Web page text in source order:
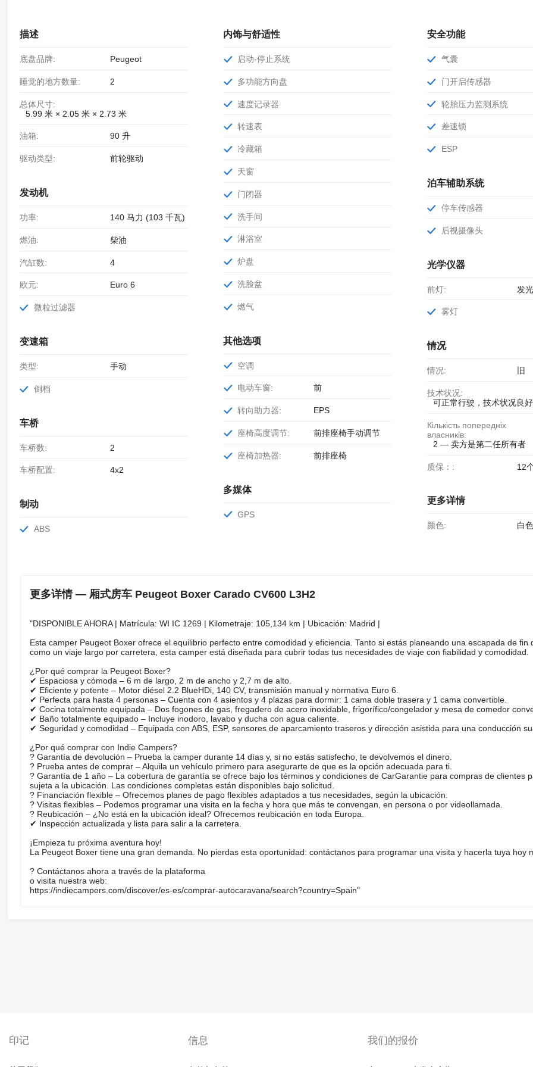
描述
底盘品牌: Peugeot
睡觉的地方数量: 2
总体尺寸:
5.99 米 × 2.05 米 × 2.73 米
油箱: 90 升
驱动类型: 前轮驱动
发动机
功率: 140 马力 (103 千瓦)
燃油: 柴油
汽缸数: 4
欧元: Euro 6
微粒过滤器
变速箱
类型: 手动
倒档
车桥
车桥数: 2
车桥配置: 4x2
制动
ABS
内饰与舒适性
启动-停止系统
多功能方向盘
速度记录器
转速表
冷藏箱
天窗
门闭器
洗手间
淋浴室
炉盘
洗脸盆
燃气
其他选项
空调
电动车窗: 前
转向助力器: EPS
座椅高度调节: 前排座椅手动调节
座椅加热器: 前排座椅
多媒体
GPS
安全功能
气囊
门开启传感器
轮胎压力监测系统
差速锁
ESP
泊车辅助系统
停车传感器
后视摄像头
光学仪器
前灯: 发
雾灯
情况
情况: 旧
技术状况:
可正常行驶，技术状况良好
Кількість попередніх
власників:
2 — 卖方是第二任所有者
质保：: 12
更多详情
颜色: 白色
更多详情 — 厢式房车 Peugeot Boxer Carado CV600 L3H2
"DISPONIBLE AHORA | Matrícula: WI IC 1269 | Kilometraje: 105,134 km | Ubicación: Madrid |
Esta camper Peugeot Boxer ofrece el equilibrio perfecto entre comodidad y eficiencia. Tanto si estás planeando una escapada de fin
como un viaje largo por carretera, esta camper está diseñada para cubrir todas tus necesidades de viaje con fiabilidad y comodidad.
¿Por qué comprar la Peugeot Boxer?
✔ Espaciosa y cómoda – 6 m de largo, 2 m de ancho y 2,7 m de alto.
✔ Eficiente y potente – Motor diésel 2.2 BlueHDi, 140 CV, transmisión manual y normativa Euro 6.
✔ Perfecta para hasta 4 personas – Cuenta con 4 asientos y 4 plazas para dormir: 1 cama doble trasera y 1 cama convertible.
✔ Cocina totalmente equipada – Dos fogones de gas, fregadero de acero inoxidable, frigorífico/congelador y mesa de comedor
✔ Baño totalmente equipado – Incluye inodoro, lavabo y ducha con agua caliente.
✔ Seguridad y comodidad – Equipada con ABS, ESP, sensores de aparcamiento traseros y dirección asistida para una conducción
¿Por qué comprar con Indie Campers?
? Garantía de devolución – Prueba la camper durante 14 días y, si no estás satisfecho, te devolvemos el dinero.
? Prueba antes de comprar – Alquila un vehículo primero para asegurarte de que es la opción adecuada para ti.
? Garantía de 1 año – La cobertura de garantía se ofrece bajo los términos y condiciones de CarGarantie para compras de clientes
sujeta a la ubicación. Las condiciones completas están disponibles bajo solicitud.
? Financiación flexible – Ofrecemos planes de pago flexibles adaptados a tus necesidades, según la ubicación.
? Visitas flexibles – Podemos programar una visita en la fecha y hora que más te convengan, en persona o por videollamada.
? Reubicación – ¿No está en la ubicación ideal? Ofrecemos reubicación en toda Europa.
✔ Inspección actualizada y lista para salir a la carretera.
¡Empieza tu próxima aventura hoy!
La Peugeot Boxer tiene una gran demanda. No pierdas esta oportunidad: contáctanos para programar una visita y hacerla tuya hoy
? Contáctanos ahora a través de la plataforma
o visita nuestra web:
https://indiecampers.com/discover/es-es/comprar-autocaravana/search?country=Spain"
印记 信息 我们的报价